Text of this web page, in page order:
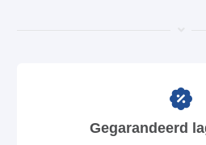
Gegarandeerd